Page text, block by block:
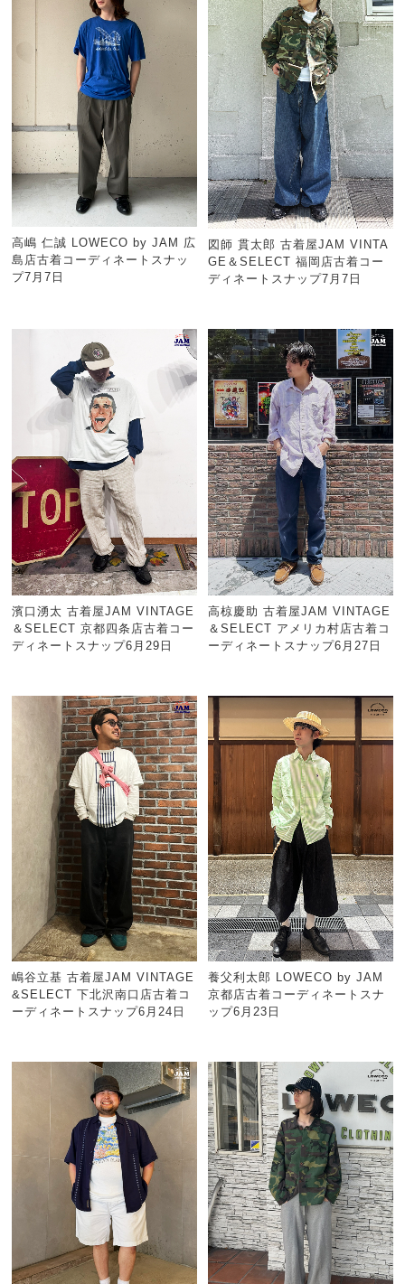
高嶋 仁誠 LOWECO by JAM 広
島店古着コーディネートスナッ
プ7月7日
図師 貫太郎 古着屋JAM VINTA
GE＆SELECT 福岡店古着コー
ディネートスナップ7月7日
濱口湧太 古着屋JAM VINTAGE
＆SELECT 京都四条店古着コー
ディネートスナップ6月29日
高椋慶助 古着屋JAM VINTAGE
＆SELECT アメリカ村店古着コ
ーディネートスナップ6月27日
嶋谷立基 古着屋JAM VINTAGE
&SELECT 下北沢南口店古着コ
ーディネートスナップ6月24日
養父利太郎 LOWECO by JAM
京都店古着コーディネートスナ
ップ6月23日